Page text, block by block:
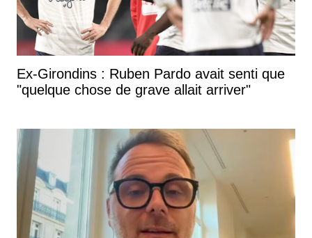
Ex-Girondins : Ruben Pardo avait senti que
"quelque chose de grave allait arriver"